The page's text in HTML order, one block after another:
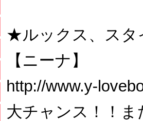
★ルックス、スタ
【ニーナ】
http://www.y-
大チャンス！！